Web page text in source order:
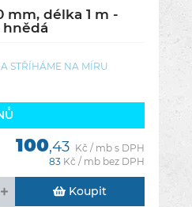
mm, délka 1 m -
hnědá
STŘÍHÁME NA MÍRU
100,43 Kč / mb s DPH
83 Kč / mb bez DPH
Koupit